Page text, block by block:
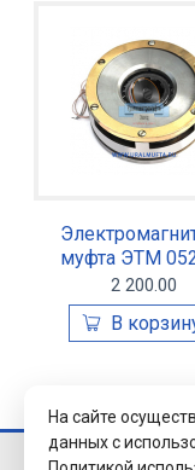
муфта ЭТМ
2 200.00
На сайте
данных с